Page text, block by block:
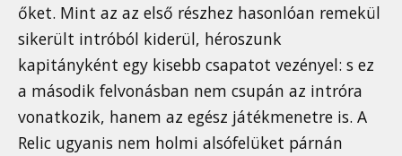
őket. Mint az az első részhez hasonlóan remekül
sikerült intróból kiderül, héroszunk
kapitányként egy kisebb csapatot vezényel: s ez
a második felvonásban nem csupán az intróra
vonatkozik, hanem az egész játékmenetre is. A
Relic ugyanis nem holmi alsófelüket párnán